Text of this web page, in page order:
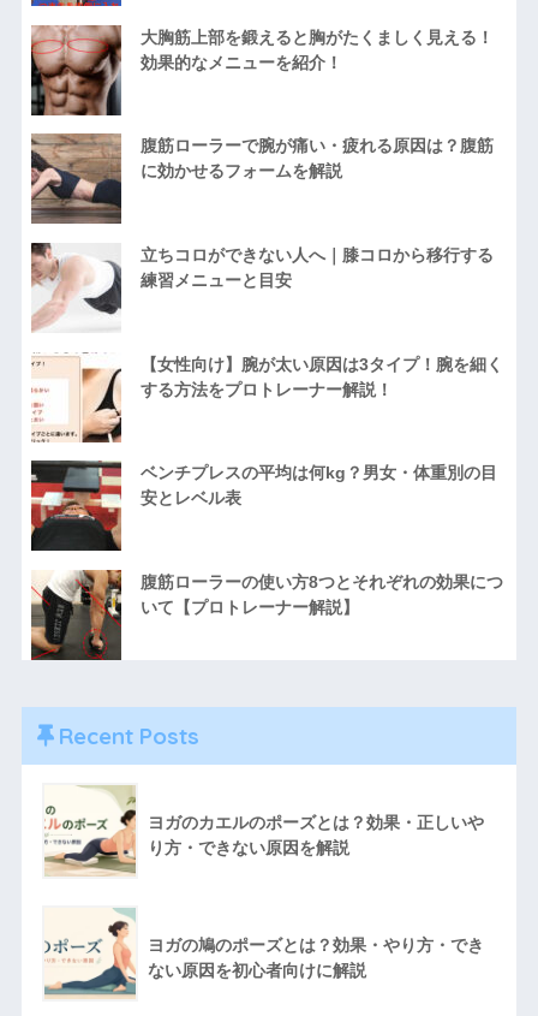
大胸筋上部を鍛えると胸がたくましく見える！
効果的なメニューを紹介！
腹筋ローラーで腕が痛い・疲れる原因は？腹筋
に効かせるフォームを解説
立ちコロができない人へ｜膝コロから移行する
練習メニューと目安
【女性向け】腕が太い原因は3タイプ！腕を細く
する方法をプロトレーナー解説！
ベンチプレスの平均は何kg？男女・体重別の目
安とレベル表
腹筋ローラーの使い方8つとそれぞれの効果につ
いて【プロトレーナー解説】
Recent Posts
ヨガのカエルのポーズとは？効果・正しいや
り方・できない原因を解説
ヨガの鳩のポーズとは？効果・やり方・でき
ない原因を初心者向けに解説